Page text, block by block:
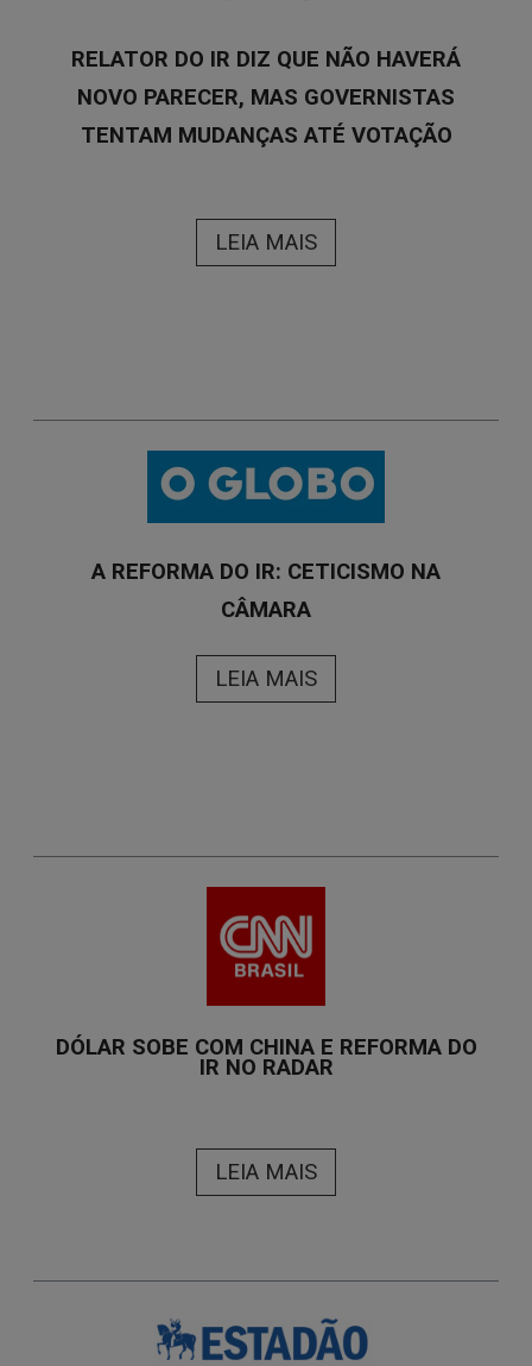
RELATOR DO IR DIZ QUE NÃO HAVERÁ
NOVO PARECER, MAS GOVERNISTAS
TENTAM MUDANÇAS ATÉ VOTAÇÃO
LEIA MAIS
A REFORMA DO IR: CETICISMO NA
CÂMARA
LEIA MAIS
DÓLAR SOBE COM CHINA E REFORMA DO
IR NO RADAR
LEIA MAIS